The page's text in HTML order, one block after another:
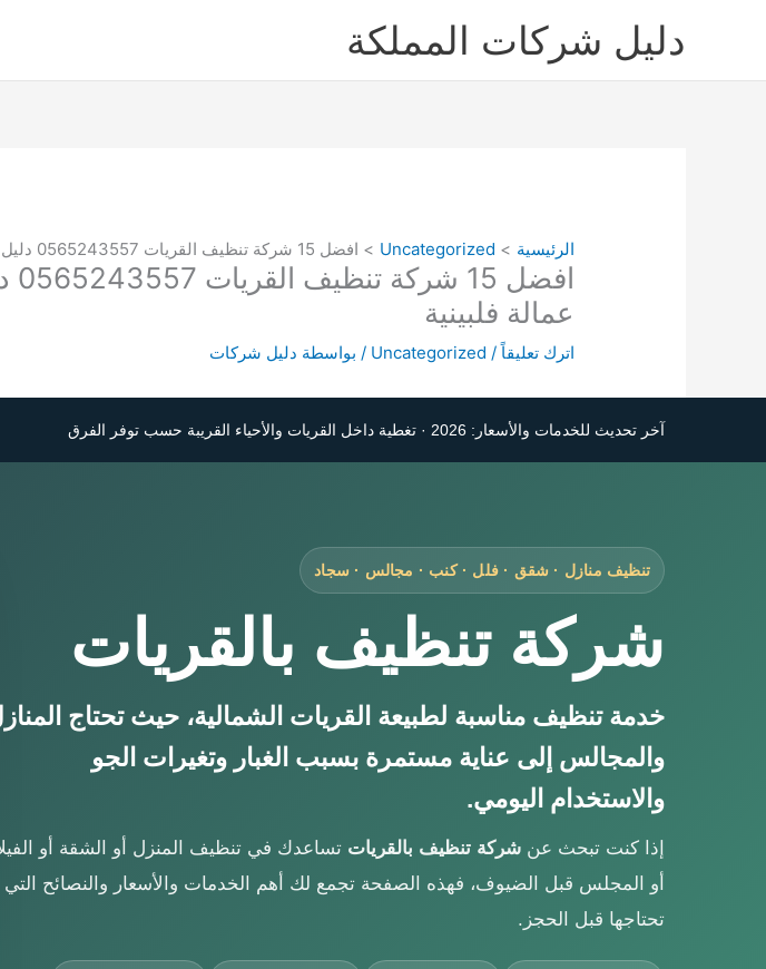
دليل شركات المملكة
الرئيسية Uncategorized افضل 15 شركة تنظيف القريات 0565243557 دليل ارخص شركات تنظيف المنازل بالقريات عمالة فلبينية
عمالة فلبينية
اترك تعليقاً /
Uncategorized / بواسطة دليل شركات
آخر تحديث للخدمات والأسعار: 2026 · تغطية داخل القريات والأحياء القريبة حسب توفر الفرق
تنظيف منازل · شقق · فلل · كنب · مجالس · سجاد
شركة تنظيف بالقريات
خدمة تنظيف مناسبة لطبيعة القريات الشمالية، حيث تحتاج
والمجالس إلى عناية مستمرة بسبب الغبار وتغيرات الجو
والاستخدام اليومي.
إذا كنت تبحث عن شركة تنظيف بالقريات تساعدك في تنظيف المنزل أو الشقة أو
أو المجلس قبل الضيوف، فهذه الصفحة تجمع لك أهم الخدمات والأسعار والنصائح التي
تحتاجها قبل الحجز.